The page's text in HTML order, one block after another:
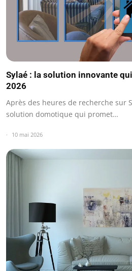
Sylaé : la solution innovante
2026
Après des heures de recherche sur
solution domotique qui promet…
10 mai 2026